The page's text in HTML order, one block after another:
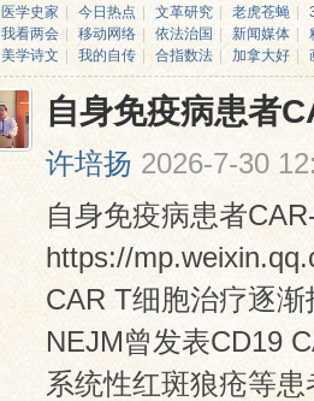
医学史家 今日热点 文革研究 老虎苍蝇
我看两会 移动网络 依法治国 新闻媒体
美学诗文 我的自传 合指数法 加拿大好 |
自身免疫病患者
许培扬 2026-7-30
自身免疫病患者
https://
CAR T细胞治疗逐
NEJM曾发表CD19
系统性红斑狼疮等